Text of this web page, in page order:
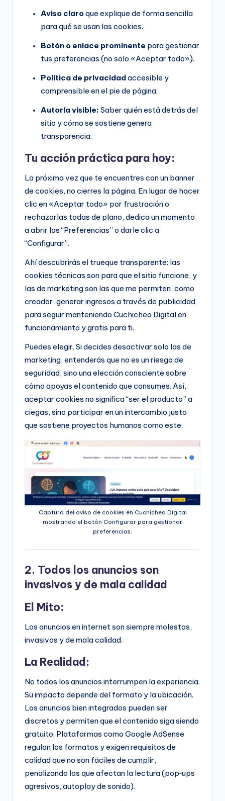
Aviso claroque explique de forma sencilla
para qué se usan las cookies.
Botón o enlace prominente para gestionar
tus preferencias (no solo «Aceptar todo»).
Política de privacidadaccesible y
comprensible en el pie de página.
Autoría visible: Saber quién está detrás del
sitio y cómo se sostiene genera
transparencia.
Tu acción práctica para hoy:
La próxima vez que te encuentres con un banner
de cookies, no cierres la página. En lugar de hacer
clic en «Aceptar todo» por frustración o
rechazarlas todas de plano, dedica un momento
a abrir las “Preferencias” o darle clic a
“Configurar”.
Ahí descubrirás el trueque transparente: las
cookies técnicas son para que el sitio funcione, y
las de marketing son las que me permiten, como
creador, generar ingresos a través de publicidad
para seguir manteniendo Cuchicheo Digital en
funcionamiento y gratis para ti.
Puedes elegir. Si decides desactivar solo las de
marketing, entenderás que no es un riesgo de
seguridad, sino una elección consciente sobre
cómo apoyas el contenido que consumes. Así,
aceptar cookies no significa “ser el producto” a
ciegas, sino participar en un intercambio justo
que sostiene proyectos humanos como este.
Captura del aviso de cookies en Cuchicheo Digital
mostrando el botón Configurar para gestionar
preferencias.
2. Todos los anuncios son
invasivos y de mala calidad
El Mito:
Los anuncios en internet son siempre molestos,
invasivos y de mala calidad.
La Realidad:
No todos los anuncios interrumpen la experiencia.
Su impacto depende del formato y la ubicación.
Los anuncios bien integrados pueden ser
discretos y permiten que el contenido siga siendo
gratuito. Plataformas como Google AdSense
regulan los formatos y exigen requisitos de
calidad que no son fáciles de cumplir,
penalizando los que afectan la lectura (pop‑ups
agresivos, autoplay de sonido).